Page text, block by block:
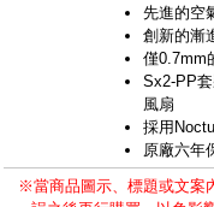
先進的空
創新的漸
僅0.7mm
Sx2-PP
風扇
採用
原廠六年
※當商品圖示、標題或文案